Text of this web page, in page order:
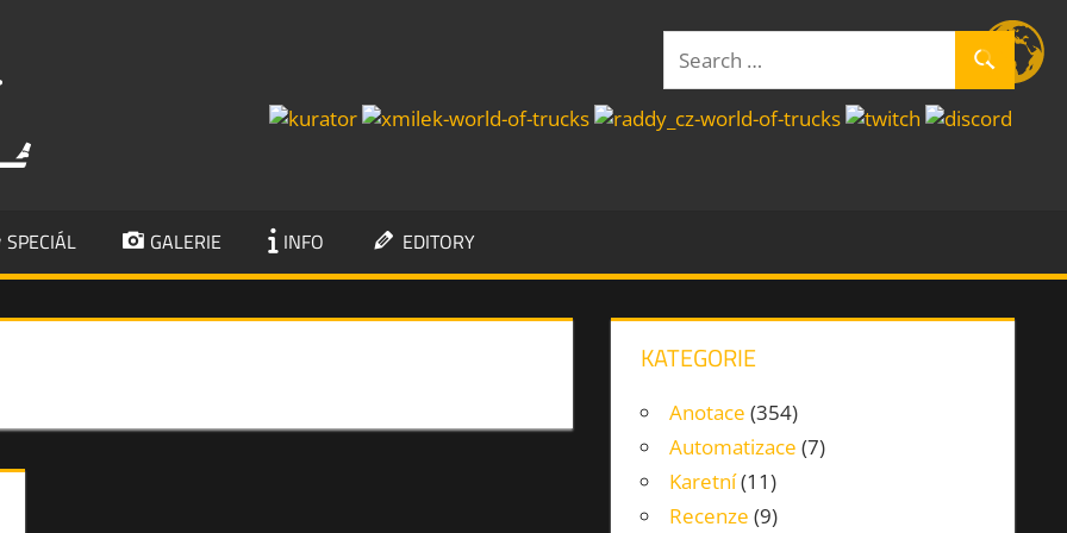
Search
SPECIÁL GALERIE INFO EDITORY
KATEGORIE
Anotace (354)
Automatizace (7)
Karetní(11)
Recenze (9)